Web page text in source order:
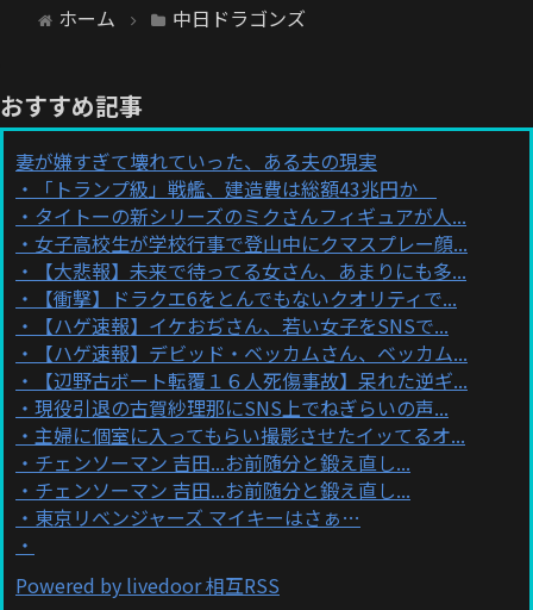
ホーム 中日ドラゴンズ
おすすめ記事
妻が嫌すぎて壊れていった、ある夫の現実
「トランプ級」戦艦、建造費は総額43兆円か
タイトーの新シリーズのミクさんフィギュアが人...
女子高校生が学校行事で登山中にクマスプレー顔...
【大悲報】未来で待ってる女さん、あまりにも多...
【衝撃】ドラクエ6をとんでもないクオリティで...
【ハゲ速報】イケおぢさん、若い女子をSNSで...
【ハゲ速報】デビッド・ベッカムさん、ベッカム...
【辺野古ボート転覆１６人死傷事故】呆れた逆ギ...
現役引退の古賀紗理那にSNS上でねぎらいの声...
主婦に個室に入ってもらい撮影させたイッてるオ...
チェンソーマン 吉田...お前随分と鍛え直し...
チェンソーマン 吉田...お前随分と鍛え直し...
東京リベンジャーズ マイキーはさぁ…
Powered by livedoor 相互RSS